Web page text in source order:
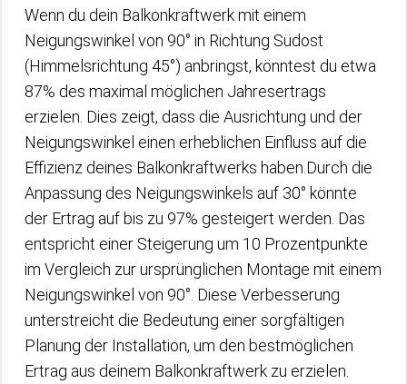
Wenn du dein Balkonkraftwerk mit einem
Neigungswinkel von 90° in Richtung Südost
(Himmelsrichtung 45°) anbringst, könntest du etwa
87% des maximal möglichen Jahresertrags
erzielen. Dies zeigt, dass die Ausrichtung und der
Neigungswinkel einen erheblichen Einfluss auf die
Effizienz deines Balkonkraftwerks haben.Durch die
Anpassung des Neigungswinkels auf 30° könnte
der Ertrag auf bis zu 97% gesteigert werden. Das
entspricht einer Steigerung um 10 Prozentpunkte
im Vergleich zur ursprünglichen Montage mit einem
Neigungswinkel von 90°. Diese Verbesserung
unterstreicht die Bedeutung einer sorgfältigen
Planung der Installation, um den bestmöglichen
Ertrag aus deinem Balkonkraftwerk zu erzielen.